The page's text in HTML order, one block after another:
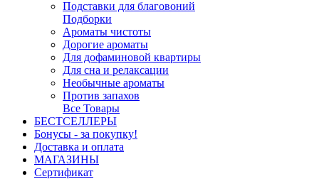
Подставки для благовоний
Подборки
Ароматы чистоты
Дорогие ароматы
Для дофаминовой квартиры
Для сна и релаксации
Необычные ароматы
Против запахов
Все Товары
БЕСТСЕЛЛЕРЫ
Бонусы - за покупку!
Доставка и оплата
МАГАЗИНЫ
Cертификат